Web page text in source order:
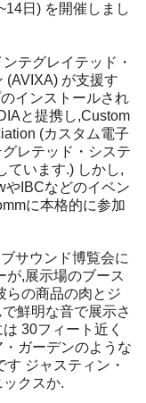
日) を開催しまし
テグレイテッド・
(AVIXA) が支援す
インストールされ
と提携し,Custom
(カスタム電子
レテッド・システ
ています.) しかし,
やIBCなどのイベン
に本格的に参加
サウンド博覧会に
が,展示場のブース
らの商品の肉とジ
鮮明な音で展示さ
30フィート近く
ガーデンのような
ジャスティン・
クスか.